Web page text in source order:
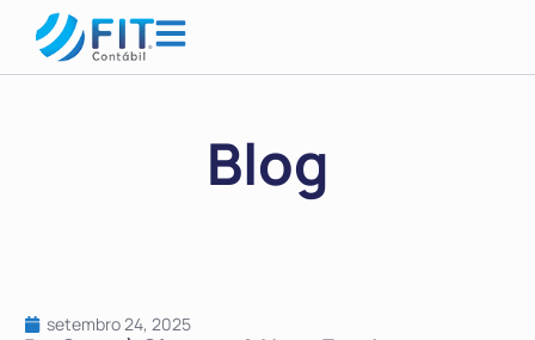
Blog
setembro 24, 2025